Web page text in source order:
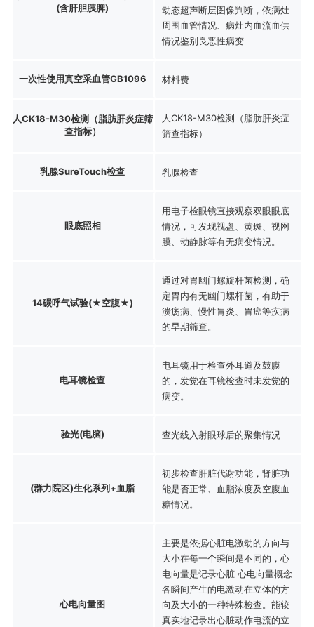
(含肝胆胰脾)
动态超声断层图像判断，依病灶
周围血管情况、病灶内血流血供
情况鉴别良恶性病变
一次性使用真空采血管GB1096 材料费
人CK18-M30检测（脂肪肝炎症筛
查指标）
人CK18-M30检测（脂肪肝炎症
筛查指标）
乳腺SureTouch检查 乳腺检查
眼底照相
用电子检眼镜直接观察双眼眼底
情况，可发现视盘、黄斑、视网
膜、动静脉等有无病变情况。
14碳呼气试验(★空腹★)
通过对胃幽门螺旋杆菌检测，确
定胃内有无幽门螺杆菌，有助于
溃疡病、慢性胃炎、胃癌等疾病
的早期筛查。
电耳镜检查
电耳镜用于检查外耳道及鼓膜
的，发觉在耳镜检查时未发觉的
病变。
验光(电脑) 查光线入射眼球后的聚集情况
(群力院区)生化系列+血脂
初步检查肝脏代谢功能，肾脏功
能是否正常、血脂浓度及空腹血
糖情况。
心电向量图
主要是依据心脏电激动的方向与
大小在每一个瞬间是不同的，心
电向量是记录心脏 心电向量概念
各瞬间产生的电激动在立体的方
向及大小的一种特殊检查。能较
真实地记录出心脏动作电流的立